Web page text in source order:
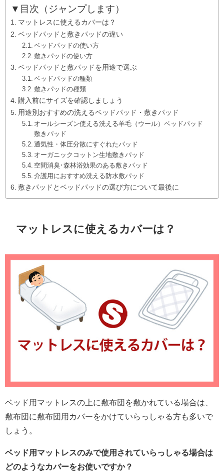
▼目次（ジャンプします）
マットレスに使えるカバーは？
ベッドパッドと敷きパッドの違い
ベッドパッドの使い方
敷きパッドの使い方
ベッドパッドと敷パッドを用途で選ぶ
ベッドパッドの種類
敷きパッドの種類
購入前にサイズを確認しましょう
用途別おすすめの洗えるベッドパッド・敷きパッド
オールシーズン使える洗える羊毛（ウール）ベッドパッド
敷きパッド
通気性・体圧分散にすぐれたパッド
オーガニックコットン生地敷きパッド
空間消臭･森林浴効果のある敷きパッド
介護用におすすめ洗える防水敷パッド
敷きパッドとベッドパッドの選び方について最後に
マットレスに使えるカバーは？
ベッド用マットレスの上に敷布団を敷かれている場合は、
敷布団に敷布団用カバーをかけていらっしゃる方も多いで
しょう。
ベッド用マットレスのみで使用されていらっしゃる場合は
どのようなカバーをお使いですか？